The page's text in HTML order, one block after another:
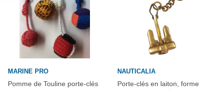
MARINE PRO
Pomme de Touline porte-clés
NAUTICALIA
Porte-clés en laiton, forme